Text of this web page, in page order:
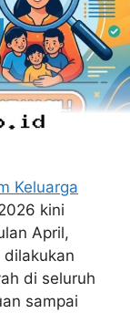
Keluarga
kini
April,
di seluruh
sampai